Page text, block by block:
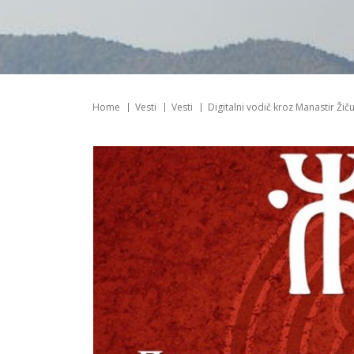
Home Vesti Vesti Digitalni vodič kroz Manastir Žiču